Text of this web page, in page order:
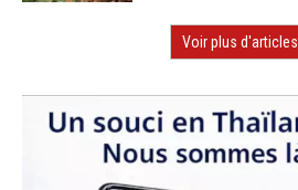
Voir plus d'articles